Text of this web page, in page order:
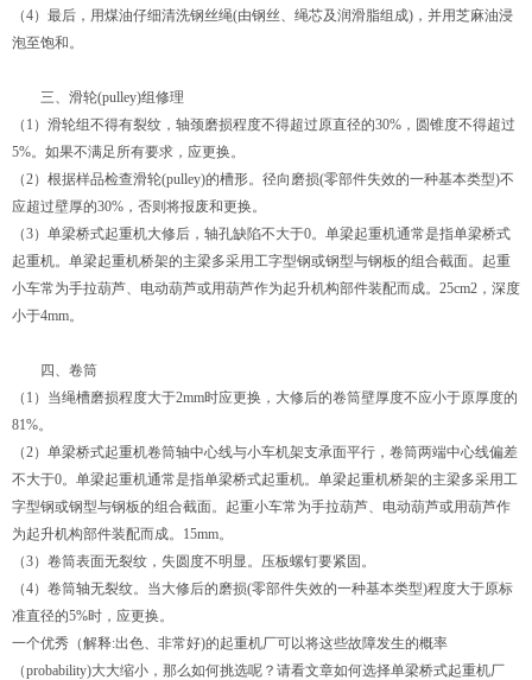
（4）最后，用煤油仔细清洗钢丝绳(由钢丝、绳芯及润滑脂组成)，并用芝麻油浸
泡至饱和。
三、滑轮(pulley)组修理
（1）滑轮组不得有裂纹，轴颈磨损程度不得超过原直径的30%，圆锥度不得超过
5%。如果不满足所有要求，应更换。
（2）根据样品检查滑轮(pulley)的槽形。径向磨损(零部件失效的一种基本类型)不
应超过壁厚的30%，否则将报废和更换。
（3）单梁桥式起重机大修后，轴孔缺陷不大于0。 单梁起重机通常是指单梁桥式
起重机。单梁起重机桥架的主梁多采用工字型钢或钢型与钢板的组合截面。起重
小车常为手拉葫芦、电动葫芦或用葫芦作为起升机构部件装配而成。25cm2，深度
小于4mm。
四、卷筒
（1）当绳槽磨损程度大于2mm时应更换，大修后的卷筒壁厚度不应小于原厚度的
81%。
（2）单梁桥式起重机卷筒轴中心线与小车机架支承面平行，卷筒两端中心线偏差
不大于0。单梁起重机通常是指单梁桥式起重机。单梁起重机桥架的主梁多采用工
字型钢或钢型与钢板的组合截面。起重小车常为手拉葫芦、电动葫芦或用葫芦作
为起升机构部件装配而成。15mm。
（3）卷筒表面无裂纹，失圆度不明显。压板螺钉要紧固。
（4）卷筒轴无裂纹。当大修后的磨损(零部件失效的一种基本类型)程度大于原标
准直径的5%时，应更换。
一个优秀（解释:出色、非常好)的起重机厂可以将这些故障发生的概率
（probability)大大缩小，那么如何挑选呢？请看文章如何选择单梁桥式起重机厂